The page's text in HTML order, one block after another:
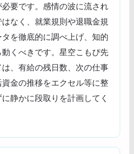
要です。感情の波に流され
なく、就業規則や退職金規
を徹底的に調べ上げ、知的
くべきです。星空こもぴ先
、有給の残日数、次の仕事
金の推移をエクセル等に整
静かに段取りを計画してく